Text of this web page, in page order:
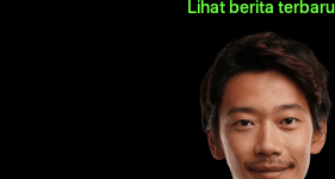
Lihat berita terbaru